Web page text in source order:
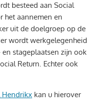
besteed aan Social
het aannemen en
uit de doelgroep op de
wordt werkgelegenheid
stageplaatsen zijn ook
Return. Echter ook
Hendrikx kan u hierover